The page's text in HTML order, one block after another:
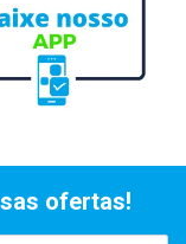
ofertas!